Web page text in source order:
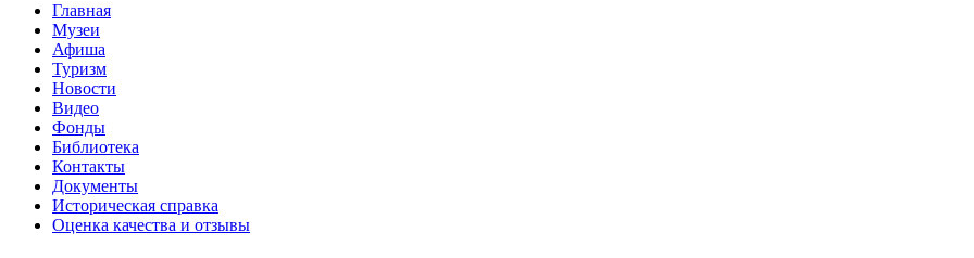
Главная
Музеи
Афиша
Туризм
Новости
Видео
Фонды
Библиотека
Контакты
Документы
Историческая справка
Оценка качества и отзывы